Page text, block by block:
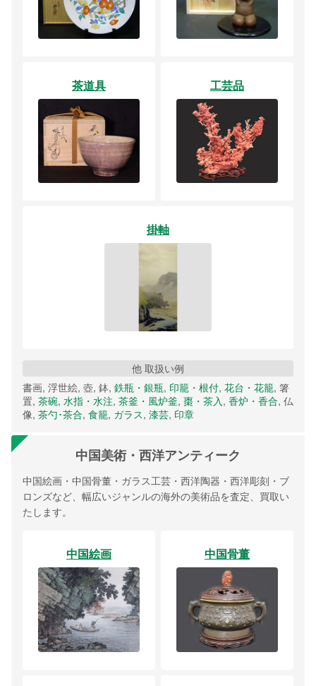
茶道具 工芸品
掛軸
他 取扱い例
書画, 浮世絵, 壺, 鉢, 鉄瓶・銀瓶, 印籠・根付, 花台・花籠, 箸
置, 茶碗, 水指・水注, 茶釜・風炉釜, 棗・茶入, 香炉・香合, 仏
像, 茶勺･茶合, 食籠, ガラス, 漆芸, 印章
中国美術・西洋アンティーク
中国絵画・中国骨董・ガラス工芸・西洋陶器・西洋彫刻・ブ
ロンズなど、幅広いジャンルの海外の美術品を査定、買取い
たします。
中国絵画 中国骨董